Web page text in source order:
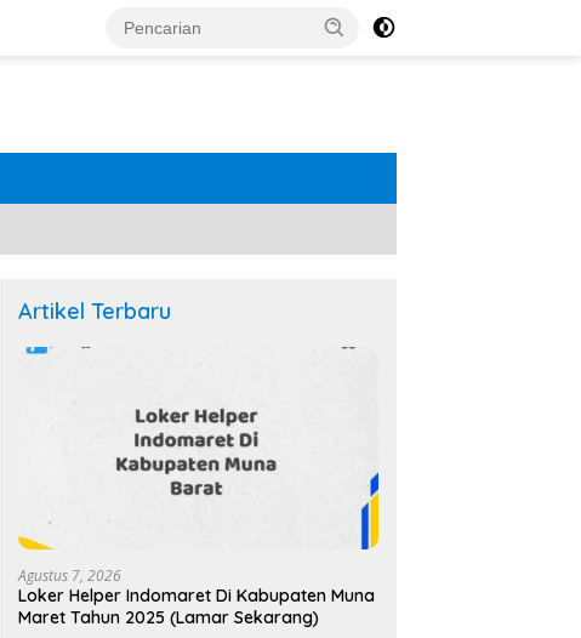
Artikel Terbaru
Agustus 7, 2026
Loker Helper Indomaret Di Kabupaten Muna
Maret Tahun 2025 (Lamar Sekarang)